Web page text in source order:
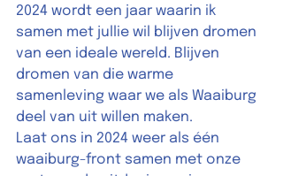
2024 wordt een jaar waarin ik
samen met jullie wil blijven dromen
van een ideale wereld. Blijven
dromen van die warme
samenleving waar we als Waaiburg
deel van uit willen maken.
Laat ons in 2024 weer als één
waaiburg-front samen met onze